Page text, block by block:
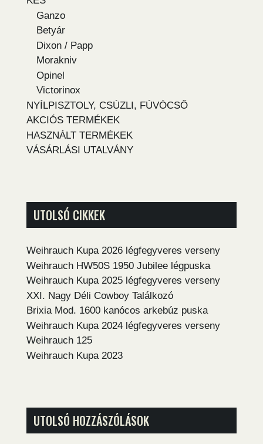
Ganzo
Betyár
Dixon / Papp
Morakniv
Opinel
Victorinox
NYÍLPISZTOLY, CSÚZLI, FÚVÓCSŐ
AKCIÓS TERMÉKEK
HASZNÁLT TERMÉKEK
VÁSÁRLÁSI UTALVÁNY
UTOLSÓ CIKKEK
Weihrauch Kupa 2026 légfegyveres verseny
Weihrauch HW50S 1950 Jubilee légpuska
Weihrauch Kupa 2025 légfegyveres verseny
XXI. Nagy Déli Cowboy Találkozó
Brixia Mod. 1600 kanócos arkebúz puska
Weihrauch Kupa 2024 légfegyveres verseny
Weihrauch 125
Weihrauch Kupa 2023
UTOLSÓ HOZZÁSZÓLÁSOK